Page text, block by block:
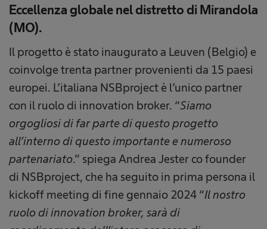
Eccellenza globale nel distretto di Mirandola
(MO).
Il progetto è stato inaugurato a Leuven (Belgio) e
coinvolge trenta partner provenienti da 15 paesi
europei. L’italiana NSBproject è l’unico partner
con il ruolo di innovation broker. “Siamo
orgogliosi di far parte di questo progetto
all’interno di questo importante e numeroso
partenariato.” spiega Andrea Jester co founder
di NSBproject, che ha seguito in prima persona il
kickoff meeting di fine gennaio 2024 “Il nostro
ruolo di innovation broker, sarà di